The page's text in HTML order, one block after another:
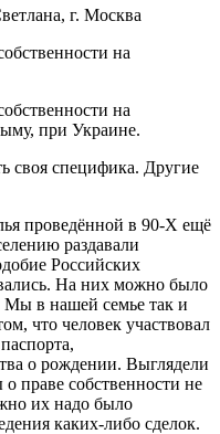
г. Москва
на
на
при Украине.
своя специфика. Другие
проведённой в 90-Х ещё
раздавали
Российских
На них можно было
Мы в нашей семье так и
что человек участвовал
о рождении. Выглядели
праве собственности не
их надо было
каких-либо сделок.